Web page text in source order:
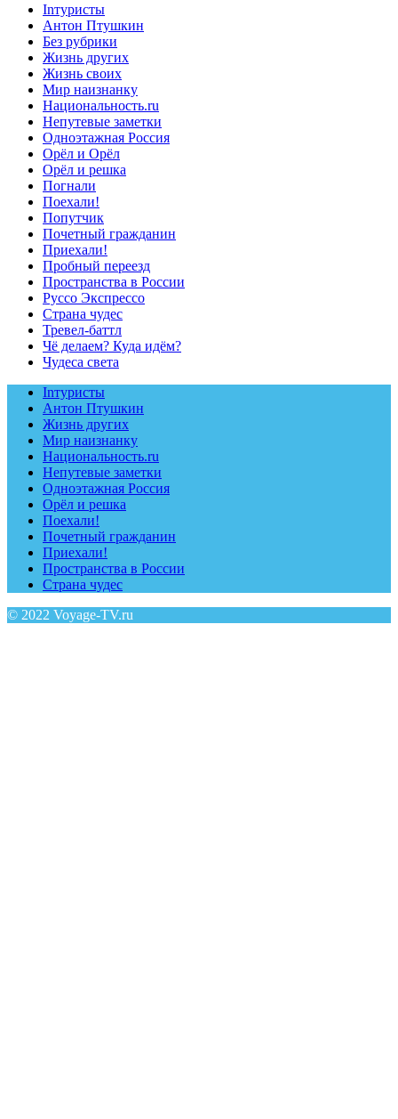
Inтуристы
Антон Птушкин
Без рубрики
Жизнь других
Жизнь своих
Мир наизнанку
Национальность.ru
Непутевые заметки
Одноэтажная Россия
Орёл и Орёл
Орёл и решка
Погнали
Поехали!
Попутчик
Почетный гражданин
Приехали!
Пробный переезд
Пространства в России
Руссо Экспрессо
Страна чудес
Тревел-баттл
Чё делаем? Куда идём?
Чудеса света
Inтуристы
Антон Птушкин
Жизнь других
Мир наизнанку
Национальность.ru
Непутевые заметки
Одноэтажная Россия
Орёл и решка
Поехали!
Почетный гражданин
Приехали!
Пространства в России
Страна чудес
© 2022 Voyage-TV.ru